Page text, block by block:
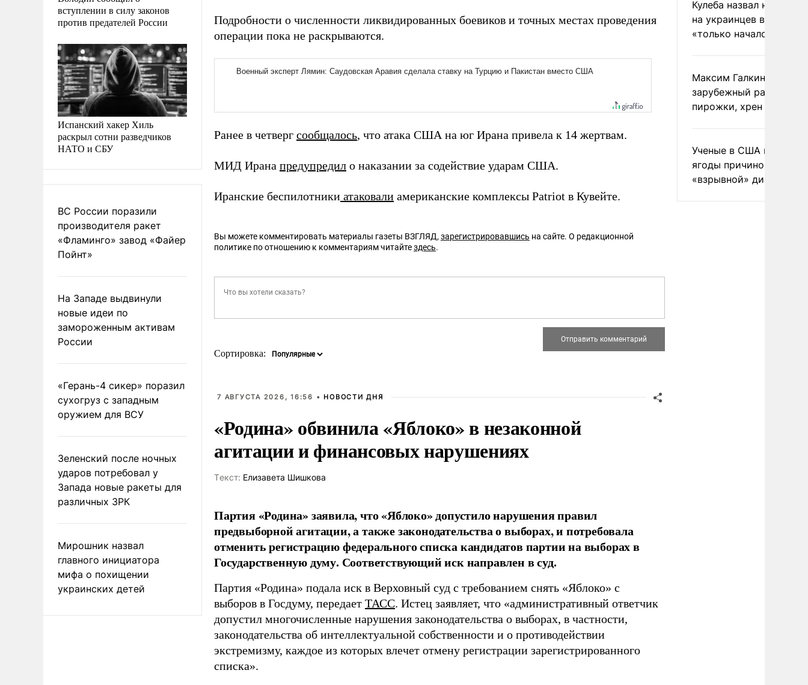
вступлении в силу законов
против предателей России
Испанский хакер Хиль
раскрыл сотни разведчиков
НАТО и СБУ
ВС России поразили
производителя ракет
«Фламинго» завод «Файер
Пойнт»
На Западе выдвинули
новые идеи по
замороженным активам
России
«Герань-4 сикер» поразил
сухогруз с западным
оружием для ВСУ
Зеленский после ночных
ударов потребовал у
Запада новые ракеты для
различных ЗРК
Мирошник назвал
главного инициатора
мифа о похищении
украинских детей
Подробности о численности ликвидированных боевиков и точных местах проведения
операции пока не раскрываются.
Ранее в четверг сообщалось, что атака США на юг Ирана привела к 14 жертвам.
МИД Ирана предупредил о наказании за содействие ударам США.
Иранские беспилотники атаковали американские комплексы Patriot в Кувейте.
Вы можете комментировать материалы газеты ВЗГЛЯД, зарегистрировавшись на сайте. О редакционной
политике по отношению к комментариям читайтездесь.
Сортировка:
7 АВГУСТА 2026, 16:56 • НОВОСТИ ДНЯ
«Родина» обвинила «Яблоко» в незаконной
агитации и финансовых нарушениях
Tекст: Елизавета Шишкова
Партия «Родина» заявила, что «Яблоко» допустило нарушения правил
предвыборной агитации, а также законодательства о выборах, и потребовала
отменить регистрацию федерального списка кандидатов партии на выборах в
Государственную думу. Соответствующий иск направлен в суд.
Партия «Родина» подала иск в Верховный суд с требованием снять «Яблоко» с
выборов в Госдуму, передает ТАСС. Истец заявляет, что «административный ответчик
допустил многочисленные нарушения законодательства о выборах, в частности,
законодательства об интеллектуальной собственности и о противодействии
экстремизму, каждое из которых влечет отмену регистрации зарегистрированного
списка».
Кулеба назвал
на украинцев в Польше
«только началом»
Максим Галкин
зарубежный райдер
пирожки, хрен и морс
Ученые в США назвали
ягоды причиной
«взрывной» диареи